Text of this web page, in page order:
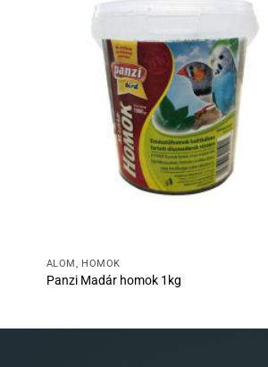
ALOM, HOMOK
Panzi Madár homok 1kg